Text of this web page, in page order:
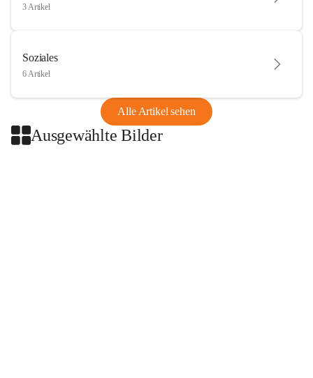
3 Artikel
Soziales
6 Artikel
Alle Artikel sehen
Ausgewählte Bilder